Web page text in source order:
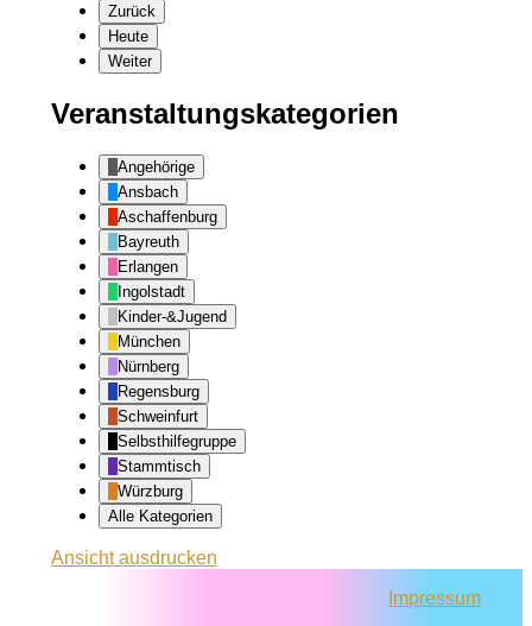
Zurück
Heute
Weiter
Veranstaltungskategorien
Angehörige
Ansbach
Aschaffenburg
Bayreuth
Erlangen
Ingolstadt
Kinder-&Jugend
München
Nürnberg
Regensburg
Schweinfurt
Selbsthilfegruppe
Stammtisch
Würzburg
Alle Kategorien
Ansichtausdrucken
Impressum